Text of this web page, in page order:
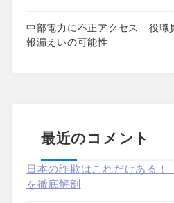
中部電力に不正アクセス 役職
報漏えいの可能性
最近のコメント
日本の詐欺はこれだけある！
を徹底解剖